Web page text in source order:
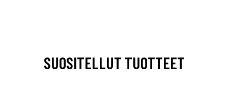
SUOSITELLUT TUOTTEET